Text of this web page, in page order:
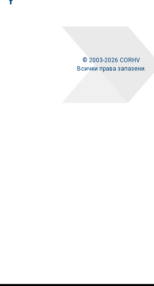
© 2003-2026 CORHV
Всички права запазени.